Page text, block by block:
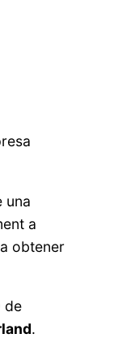
una
a
obtener
de
.